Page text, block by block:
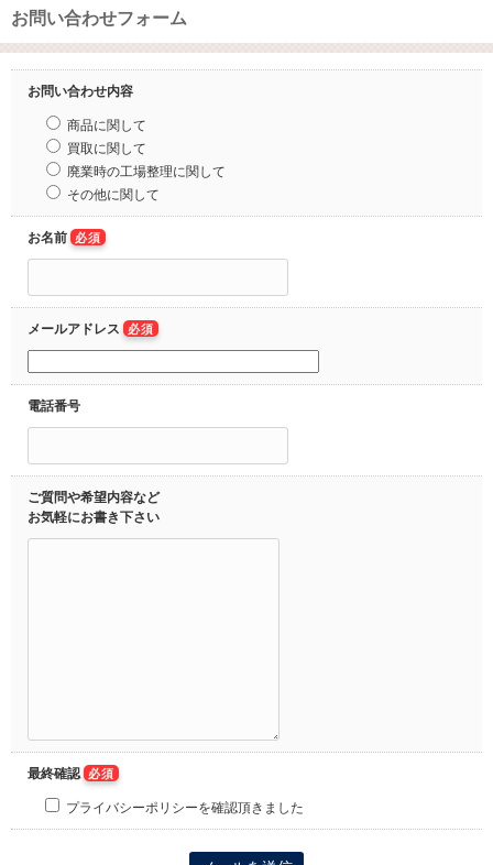
お問い合わせフォーム
お問い合わせ内容
商品に関して
買取に関して
廃業時の工場整理に関して
その他に関して
お名前 必須
メールアドレス 必須
電話番号
ご質問や希望内容など
お気軽にお書き下さい
最終確認 必須
プライバシーポリシーを確認頂きました